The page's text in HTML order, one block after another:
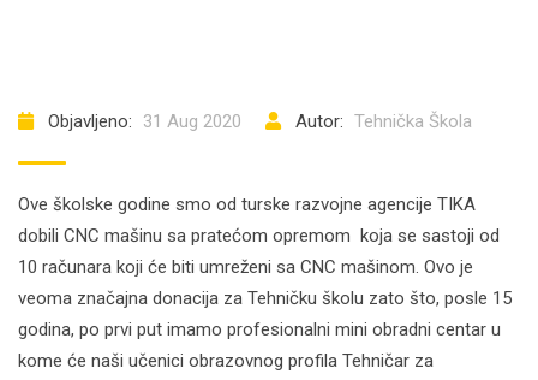
Objavljeno: 31 Aug 2020 Autor: Tehnička Škola
Ove školske godine smo od turske razvojne agencije TIKA
dobili CNC mašinu sa pratećom opremom koja se sastoji od
10 računara koji će biti umreženi sa CNC mašinom. Ovo je
veoma značajna donacija za Tehničku školu zato što, posle 15
godina, po prvi put imamo profesionalni mini obradni centar u
kome će naši učenici obrazovnog profila Tehničar za